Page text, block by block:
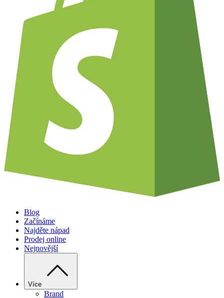
Blog
Začínáme
Najděte nápad
Prodej online
Nejnovější
Více
Brand